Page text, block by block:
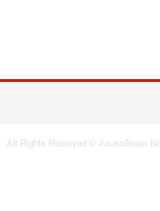
All Rights Reserved © Λευκαδίτικα